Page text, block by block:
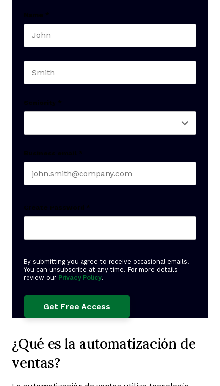
Name *
Seniority *
Business email *
Create Password *
By submitting you agree to receive occasional emails.
You can unsubscribe at any time. For more details
review our Privacy Policy.
¿Qué es la automatización de
ventas?